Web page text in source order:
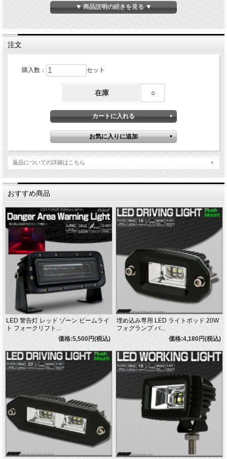
商品詳細
■ 5W LED×12
■ 動作電圧：DC10〜30V
■ 光束：不明
■ 防水規格：IP67
■ 色温度：約6000K
■ 重量：約1.0kg
▼ 商品説明の続きを見る ▼
注文
購入数： セット
在庫 ○
返品についての詳細はこちら
おすすめ商品
LED 警告灯 レッド ゾーン ビームライ
ト フォークリフト...
価格:5,500円(税込)
埋め込み専用 LED ライトポッド 20W
フォグランプ バ...
価格:4,180円(税込)